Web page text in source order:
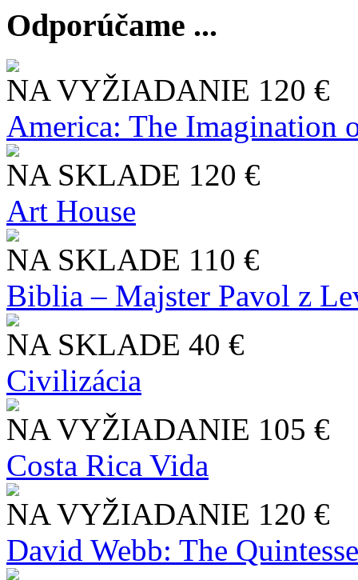
Odporúčame ...
NA VYŽIADANIE 120 €
America: The Imagination
NA SKLADE 120 €
Art House
NA SKLADE 110 €
Biblia – Majster Pavol z
NA SKLADE 40 €
Civilizácia
NA VYŽIADANIE 105 €
Costa Rica Vida
NA VYŽIADANIE 120 €
David Webb: The